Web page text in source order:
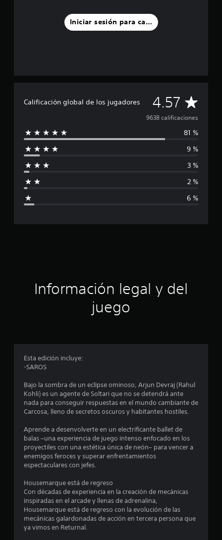
Iniciar sesión para calificar
Calificación global de los jugadores 4.57 C
a
a
ó
e
d
i
o
5
9638 calificaciones
81 %
9 %
3 %
2 %
6 %
Información legal y del
juego
Esta edición incluye:
-SAROS
Bajo la sombra de un eclipse ominoso, Arjun Devraj (Rahul
Kohli) es un agente de Soltari que no se detendrá ante
nada para conseguir respuestas en el mundo cambiante de
Carcosa, lleno de secretos oscuros y habitantes hostiles.
Aprende a desenvolverte en un electrificante ballet de
balas –una experiencia de juego intenso enfocado en los
proyectiles con una estética única de neón– para vencer a
enemigos feroces y superar enfrentamientos
espectaculares con jefes.
Housemarque está de regreso
Con décadas de experiencia en la creación de mecánicas
inspiradas en el arcade y llenas de adrenalina,
Housemarque está de regreso con la evolución de las
mecánicas galardonadas de acción en tercera persona que
ya vimos en Returnal.